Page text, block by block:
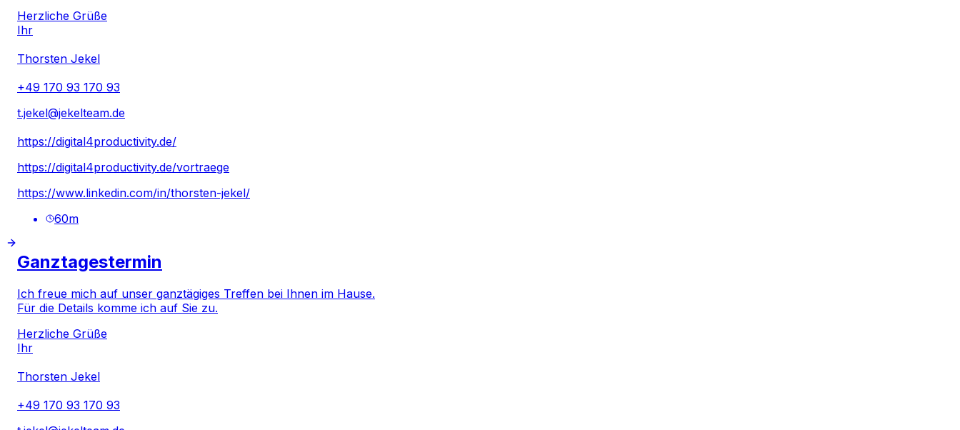
Herzliche Grüße
Ihr
Thorsten Jekel
+49 170 93 170 93
t.jekel@jekelteam.de
https://digital4productivity.de/
https://digital4productivity.de/vortraege
https://www.linkedin.com/in/thorsten-jekel/
60m
Ganztagestermin
Ich freue mich auf unser ganztägiges Treffen bei Ihnen im Hause.
Für die Details komme ich auf Sie zu.
Herzliche Grüße
Ihr
Thorsten Jekel
+49 170 93 170 93